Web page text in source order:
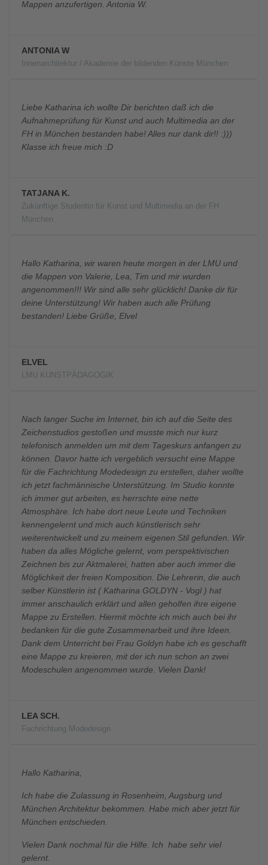
Mappen anzufertigen. Antonia W.
ANTONIA W
Innenarchitektur / Akademie der bildenden Künste München
Liebe Katharina ich wollte Dir berichten daß ich die
Aufnahmeprüfung für Kunst und auch Multimedia an der
FH in München bestanden habe! Alles nur dank dir!! :)))
Klasse ich freue mich :D
TATJANA K.
Zukünftige Studentin für Kunst und Multimedia an der FH
München
Hallo Katharina, wir waren heute morgen in der LMU und
die Mappen von Valerie, Lea, Tim und mir wurden
angenommen!!! Wir sind alle sehr glücklich! Danke dir für
deine Unterstützung! Wir haben auch alle Prüfung
bestanden! Liebe Grüße, Elvel
ELVEL
LMU KUNSTPÄDAGOGIK
Nach langer Suche im Internet, bin ich auf die Seite des
Zeichenstudios gestoßen und musste mich nur kurz
telefonisch anmelden um mit dem Tageskurs anfangen zu
können. Davor hatte ich vergeblich versucht eine Mappe
für die Fachrichtung Modedesign zu erstellen, daher wollte
ich jetzt fachmännische Unterstützung. Im Studio konnte
ich immer gut arbeiten, es herrschte eine nette
Atmosphäre. Ich habe dort neue Leute und Techniken
kennengelernt und mich auch künstlerisch sehr
weiterentwickelt und zu meinem eigenen Stil gefunden. Wir
haben da alles Mögliche gelernt, vom perspektivischen
Zeichnen bis zur Aktmalerei, hatten aber auch immer die
Möglichkeit der freien Komposition. Die Lehrerin, die auch
selber Künstlerin ist ( Katharina GOLDYN - Vogl ) hat
immer anschaulich erklärt und allen geholfen ihre eigene
Mappe zu Erstellen. Hiermit möchte ich mich auch bei ihr
bedanken für die gute Zusammenarbeit und ihre Ideen.
Dank dem Unterricht bei Frau Goldyn habe ich es geschafft
eine Mappe zu kreieren, mit der ich nun schon an zwei
Modeschulen angenommen wurde. Vielen Dank!
LEA SCH.
Fachrichtung Modedesign
Hallo Katharina,
Ich habe die Zulassung in Rosenheim, Augsburg und
München Architektur bekommen. Habe mich aber jetzt für
München entschieden.
Vielen Dank nochmal für die Hilfe. Ich habe sehr viel
gelernt.